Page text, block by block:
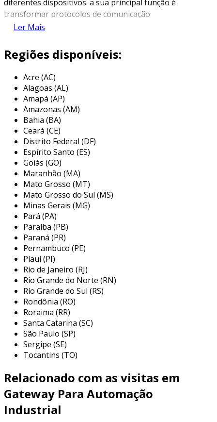
diferentes dispositivos. a sua principal função é
transformar protocolos de comunicação
variados em um formato que possa ser
facilitando a automação de processos
industriais.
este tipo de gateway desempenha um papel
crucial em ambientes industriais onde a
comunicação em tempo real é vital para o
monitoramento e controle de máquinas e
processos. ao permitir que dispositivos
previamente não conectados se comuniquem, o
gateway wi-fi proporciona maior flexibilidade e
eficiência operacional, além de reduzir os
custos com cabos e infraestrutura.
principais aplicações de um gateway
wi-fi para automação industrial
os gateways wi-fi são versáteis e podem ser
aplicados em diversas áreas da automação
industrial. eles são usados em uma variedade
de dispositivos, desde sensores até máquinas
complexas. entre as principais aplicações,
destacam-se:
monitoramento remoto:
supervisão de processos industriais em
tempo real, facilitando a coleta de dados e
análise de desempenho.
integração de dispositivos:
protocolos, unificando a comunicação em
automação predial:
integrando sistemas
de controle de iluminação, climatização e
Ler Mais
Regiões disponíveis:
Acre (AC)
Alagoas (AL)
Amapá (AP)
Amazonas (AM)
Bahia (BA)
Ceará (CE)
Distrito Federal (DF)
Espírito Santo (ES)
Goiás (GO)
Maranhão (MA)
Mato Grosso (MT)
Mato Grosso do Sul (MS)
Minas Gerais (MG)
Pará (PA)
Paraíba (PB)
Paraná (PR)
Pernambuco (PE)
Piauí (PI)
Rio de Janeiro (RJ)
Rio Grande do Norte (RN)
Rio Grande do Sul (RS)
Rondônia (RO)
Roraima (RR)
Santa Catarina (SC)
São Paulo (SP)
Sergipe (SE)
Tocantins (TO)
Relacionado com as visitas em
Gateway Para Automação
Industrial